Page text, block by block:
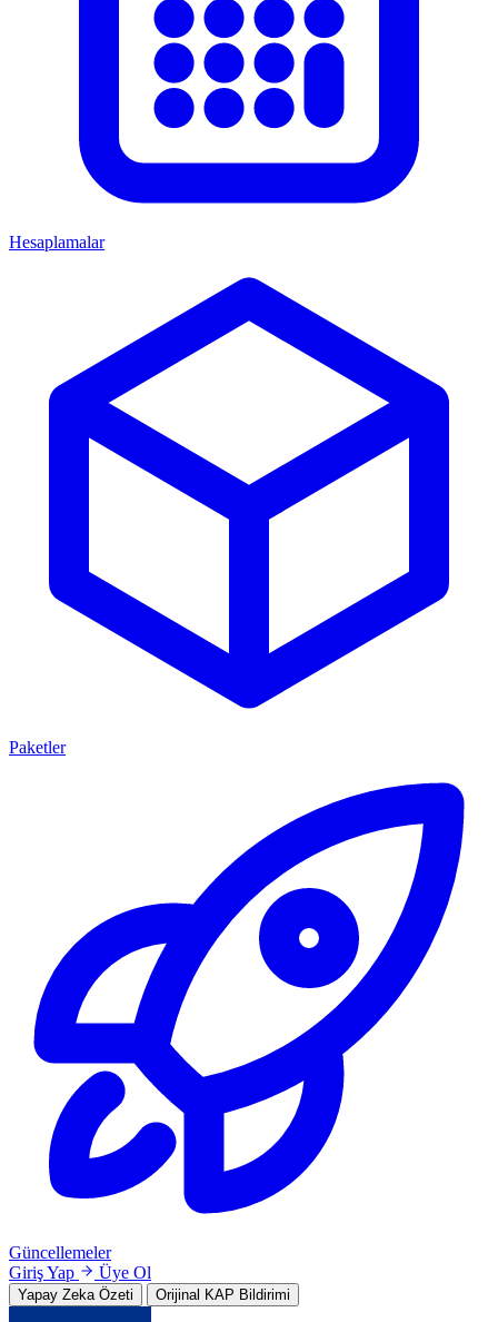
Hesaplamalar
Paketler
Güncellemeler
Giriş Yap
Üye Ol
Yapay Zeka Özeti Orijinal KAP Bildirimi